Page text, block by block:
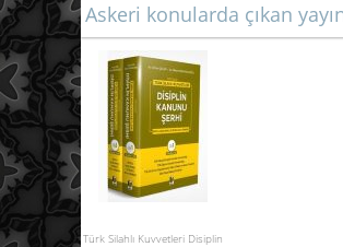
Askeri konularda çıkan
Türk Silahlı Kuvvetleri Disiplin